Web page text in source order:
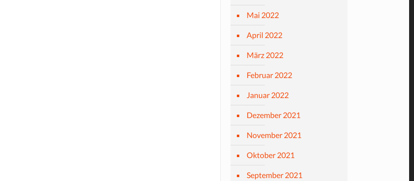
Mai 2022
April 2022
März 2022
Februar 2022
Januar 2022
Dezember 2021
November 2021
Oktober 2021
September 2021